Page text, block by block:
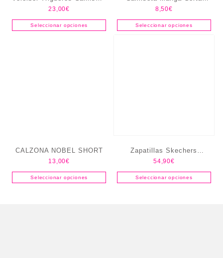
FEMENINA
23,00€
Seleccionar opciones
CEIP El Puntal
8,50€
Seleccionar opciones
CALZONA NOBEL SHORT
13,00€
Seleccionar opciones
Zapatillas Skechers
Bountiful – Quick Path
54,90€
Seleccionar opciones